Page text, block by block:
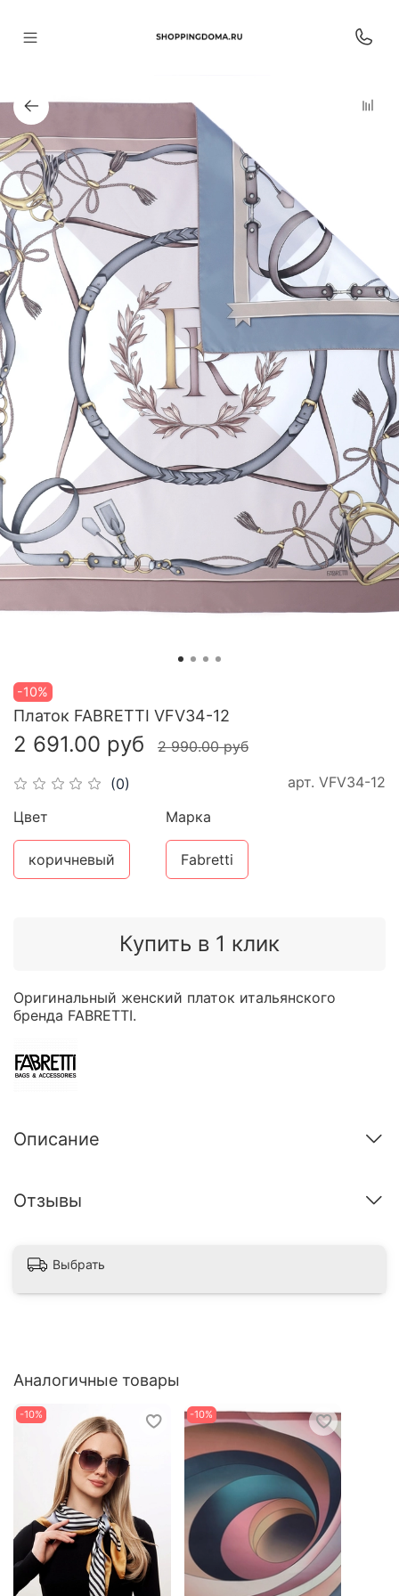
-10%
(0) арт. VFV34-12
Платок FABRETTI VFV34-12
2 691.00 руб 2 990.00 руб
Купить в 1 клик
Цвет
коричневый
Марка
Fabretti
Оригинальный женский платок итальянского
бренда FABRETTI.
Описание
Отзывы
Выбрать
Аналогичные товары
-10% -10%